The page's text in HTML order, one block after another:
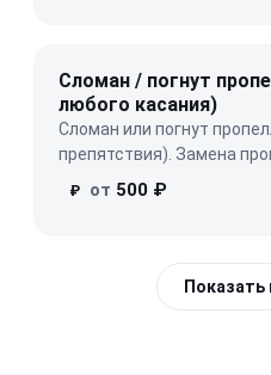
Сломан / погнут
любого касания)
Сломан или погнут
препятствия). Замена
₽ от 500 ₽
Показать